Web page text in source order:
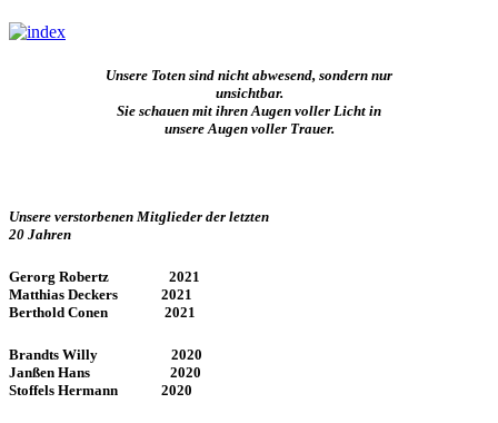
Unsere Toten sind nicht abwesend, sondern nur
unsichtbar.
Sie schauen mit ihren Augen voller Licht in
unsere Augen voller Trauer.
Unsere verstorbenen Mitglieder der letzten
20 Jahren
Gerorg Robertz 2021
Matthias Deckers 2021
Berthold Conen 2021
Brandts Willy 2020
Janßen Hans 2020
Stoffels Hermann 2020